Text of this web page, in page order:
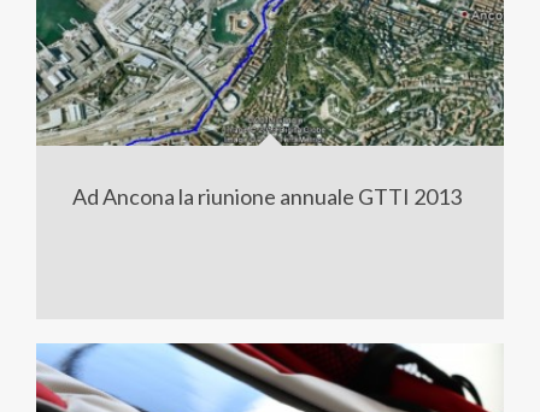
Ad Ancona la riunione annuale GTTI 2013